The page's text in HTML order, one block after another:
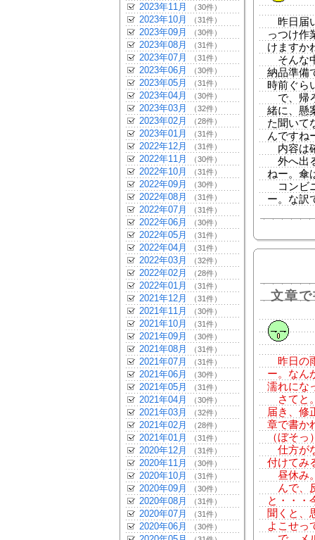
2023年11月 （30件）
2023年10月 （31件）
2023年09月 （30件）
2023年08月 （31件）
2023年07月 （31件）
2023年06月 （30件）
2023年05月 （31件）
2023年04月 （30件）
2023年03月 （32件）
2023年02月 （28件）
2023年01月 （31件）
2022年12月 （31件）
2022年11月 （30件）
2022年10月 （31件）
2022年09月 （30件）
2022年08月 （31件）
2022年07月 （31件）
2022年06月 （30件）
2022年05月 （31件）
2022年04月 （31件）
2022年03月 （32件）
2022年02月 （28件）
2022年01月 （31件）
2021年12月 （31件）
2021年11月 （30件）
2021年10月 （31件）
2021年09月 （30件）
2021年08月 （31件）
2021年07月 （31件）
2021年06月 （30件）
2021年05月 （31件）
2021年04月 （30件）
2021年03月 （32件）
2021年02月 （28件）
2021年01月 （31件）
2020年12月 （31件）
2020年11月 （30件）
2020年10月 （31件）
2020年09月 （30件）
2020年08月 （31件）
2020年07月 （31件）
2020年06月 （30件）
昨日届
っつけ作
けますか
そんな
納品準備
時前ぐら
で、帰
緒に、懸
た聞いて
んですね
内容は
外へ出
ねー。傘
コンビ
ー。な訳
文章
昨日の
ー。なん
濡れにな
さてと
届き、修
章で書か
（ぼそっ
仕方が
付けてみ
昼休み
んで、
と・・・
聞くと、
よこせっ